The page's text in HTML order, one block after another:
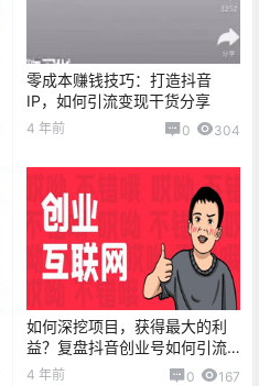
零成本赚钱技巧：打造抖音
IP，如何引流变现干货分享
4 年前 0 304
如何深挖项目，获得最大的利
益？复盘抖音创业号如何引流
变现
4 年前 0 167